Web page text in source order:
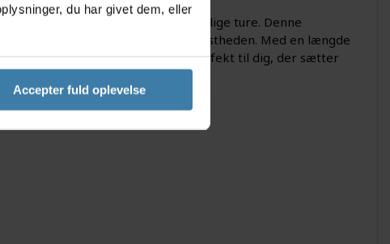
du har givet dem, eller
Accepter fuld oplevelse
styrke og stabilitet til dine daglige ture. Denne
at gå på kompromis med robustheden. Med en længde
og ergonomisk komfort - perfekt til dig, der sætter